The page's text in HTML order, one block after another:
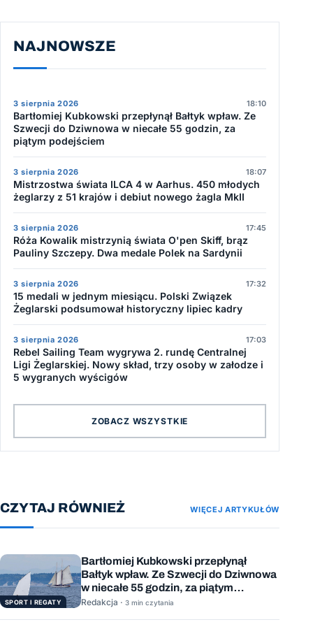
NAJNOWSZE
3 sierpnia 2026 18:10
Bartłomiej Kubkowski przepłynął Bałtyk wpław. Ze
Szwecji do Dziwnowa w niecałe 55 godzin, za
piątym podejściem
3 sierpnia 2026 18:07
Mistrzostwa świata ILCA 4 w Aarhus. 450 młodych
żeglarzy z 51 krajów i debiut nowego żagla MkII
3 sierpnia 2026 17:45
Róża Kowalik mistrzynią świata O'pen Skiff, brąz
Pauliny Szczepy. Dwa medale Polek na Sardynii
3 sierpnia 2026 17:32
15 medali w jednym miesiącu. Polski Związek
Żeglarski podsumował historyczny lipiec kadry
3 sierpnia 2026 17:03
Rebel Sailing Team wygrywa 2. rundę Centralnej
Ligi Żeglarskiej. Nowy skład, trzy osoby w załodze i
5 wygranych wyścigów
ZOBACZ WSZYSTKIE
CZYTAJ RÓWNIEŻ WIĘCEJ ARTYKUŁÓW
SPORT I REGATY
Bartłomiej Kubkowski przepłynął
Bałtyk wpław. Ze Szwecji do Dziwnowa
w niecałe 55 godzin, za piątym
podejściem
Redakcja · 3 min czytania